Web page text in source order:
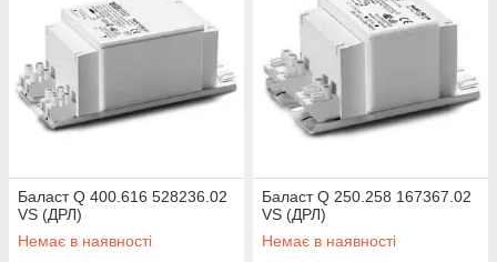
Баласт Q 400.616 528236.02
VS (ДРЛ)
Немає в наявності
Баласт Q 250.258 167367.02
VS (ДРЛ)
Немає в наявності